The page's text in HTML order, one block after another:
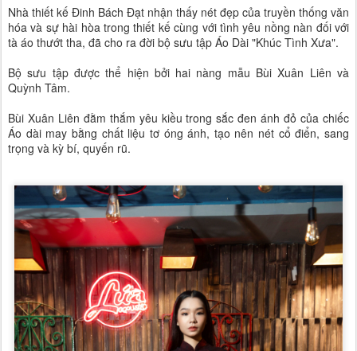
Nhà thiết kế Đinh Bách Đạt nhận thấy nét đẹp của truyền thống văn
hóa và sự hài hòa trong thiết kế cùng với tình yêu nồng nàn đối với
tà áo thướt tha, đã cho ra đời bộ sưu tập Áo Dài "Khúc Tình Xưa".
Bộ sưu tập được thể hiện bởi hai nàng mẫu Bùi Xuân Liên và
Quỳnh Tâm.
Bùi Xuân Liên đằm thắm yêu kiều trong sắc đen ánh đỏ của chiếc
Áo dài may bằng chất liệu tơ óng ánh, tạo nên nét cổ điển, sang
trọng và kỳ bí, quyến rũ.